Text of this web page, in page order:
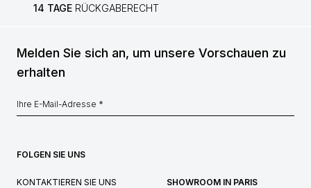
14 TAGE RÜCKGABERECHT
Melden Sie sich an, um unsere Vorschauen zu
erhalten
FOLGEN SIE UNS
KONTAKTIEREN SIE UNS
SHOWROOM IN PARIS